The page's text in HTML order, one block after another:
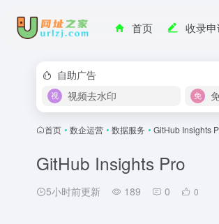
首页 收录
自助广告
视频去水印
首页 • 数企运营 • 数据服务 • GitHub Insights
GitHub Insights Pro
5小时前更新 189 0 0